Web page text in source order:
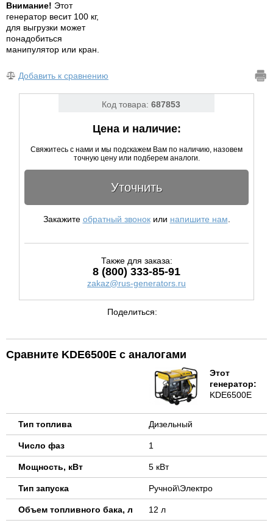
Внимание! Этот
генератор весит 100 кг,
для выгрузки может
понадобиться
манипулятор или кран.
Добавить к сравнению
Код товара: 687853
Цена и наличие:
Свяжитесь с нами и мы подскажем Вам по наличию, назовем
точную цену или подберем аналоги.
Уточнить
Закажите обратный звонокили напишите нам.
Также для заказа:
8 (800) 333-85-91
zakaz@rus-generators.ru
Поделиться:
Сравните KDE6500E с аналогами
Тип топлива
Число фаз
Мощность, кВт
Тип запуска
Объем топливного бака, л
Этот
генератор:
KDE6500E
Дизельный
1
5 кВт
Ручной\Электро
12 л